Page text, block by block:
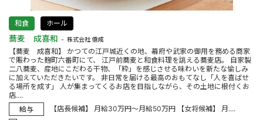
和食 ホール
蕎麦 成喜和 株式会社 僖成
【蕎麦 成喜和】 かつての江戸城近くの地、幕府や武家の御用を務める商家
で賑わった麹町六番町にて、 江戸前蕎麦と和食料理を誂える蕎麦店。 自家製
二八蕎麦、産地にこだわる干物、「粋」を感じさせる味わいを新たな愉しみ
に加えていただきたいです。 非日常を届ける最高のおもてなし「人を喜ばせ
る場所を成す」 人が集まってくるお店を目指しながら、その土地に根付くお
店....
給与
【店長候補】 月給30万円～月給50万円 【女将候補】 月....